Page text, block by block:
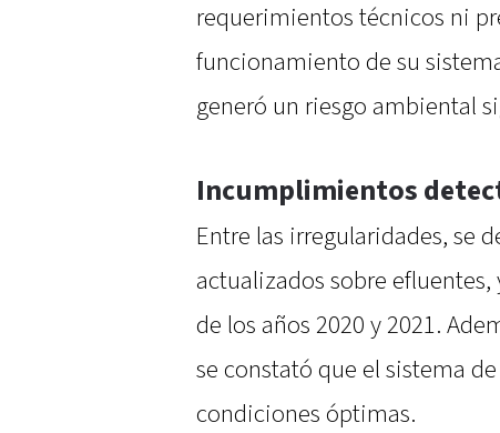
requerimientos técnicos ni
funcionamiento de su
generó un riesgo ambiental
Incumplimientos
Entre las irregularidades, se
actualizados sobre
de los años 2020 y 2021.
se constató que el sistema
condiciones óptimas.